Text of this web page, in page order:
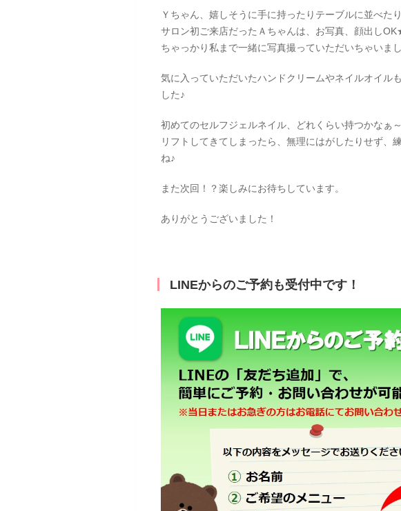
Ｙちゃん、嬉しそうに手に持ったりテーブルに並べた
サロン初ご来店だったＡちゃんは、お写真、顔出し
ちゃっかり私まで一緒に写真撮っていただいちゃいま
気に入っていただいたハンドクリームやネイルオイル
した♪
初めてのセルフジェルネイル、どれくらい持つかなぁ
リフトしてきてしまったら、無理にはがしたりせず、
ね♪
また次回！？楽しみにお待ちしています。
ありがとうございました！
LINEからのご予約も受付中です！